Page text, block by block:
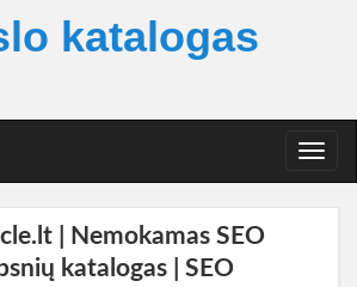
katalogas
T
o
| Nemokamas SEO
katalogas | SEO